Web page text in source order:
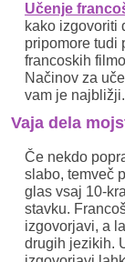
Učenje
kako izgovoriti
pripomore tudi
francoskih
Načinov za
vam je najbližji.
Vaja dela
Če nekdo
slabo, temveč
glas vsaj 10-
stavku.
izgovorjavi, a
drugih jezikih.